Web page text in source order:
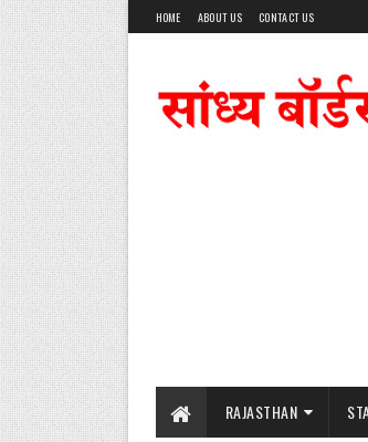
HOME ABOUT US CONTACT US
RAJASTHAN